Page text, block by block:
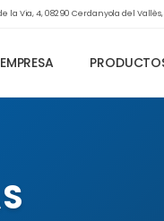
la Via, 4, 08290 Cerdanyola del
EMPRESA